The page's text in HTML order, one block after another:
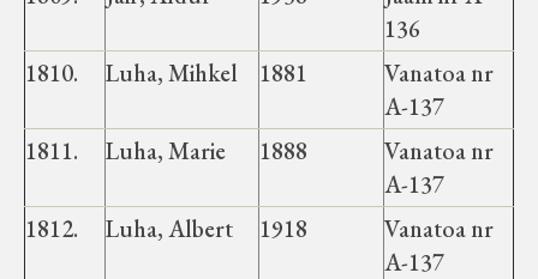
136
1810.
Luha, Mihkel 1881
Vanatoa nr
A-137
1811.
Luha, Marie 1888
Vanatoa nr
A-137
1812.
Luha, Albert 1918
Vanatoa nr
A-137